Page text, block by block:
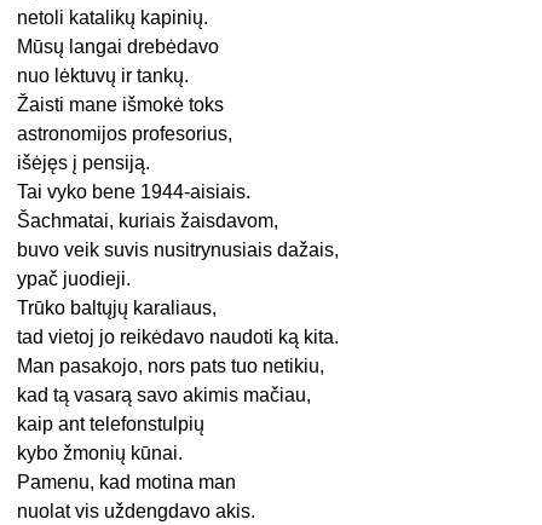
netoli katalikų kapinių.
Mūsų langai drebėdavo
nuo lėktuvų ir tankų.
Žaisti mane išmokė toks
astronomijos profesorius,
išėjęs į pensiją.
Tai vyko bene 1944-aisiais.
Šachmatai, kuriais žaisdavom,
buvo veik suvis nusitrynusiais dažais,
ypač juodieji.
Trūko baltųjų karaliaus,
tad vietoj jo reikėdavo naudoti ką kita.
Man pasakojo, nors pats tuo netikiu,
kad tą vasarą savo akimis mačiau,
kaip ant telefonstulpių
kybo žmonių kūnai.
Pamenu, kad motina man
nuolat vis uždengdavo akis.